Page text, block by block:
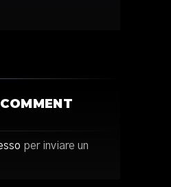
per inviare un